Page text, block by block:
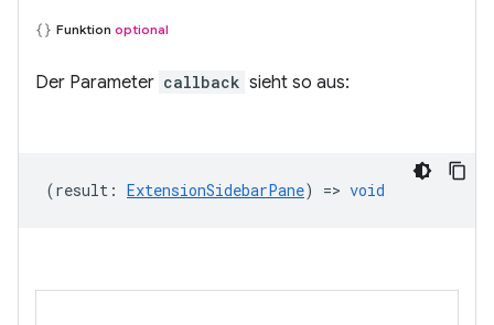
Funktion optional
Der Parameter callback sieht so aus:
(result : ExtensionSidebarPane) => void